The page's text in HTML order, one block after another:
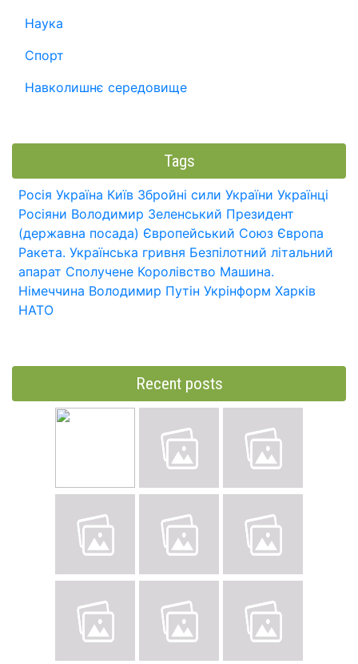
Наука
Спорт
Навколишнє середовище
Tags
Росія Україна Київ Збройні сили України Українці
Росіяни Володимир Зеленський Президент
(державна посада) Європейський Союз Європа
Ракета. Українська гривня Безпілотний літальний
апарат Сполучене Королівство Машина.
Німеччина Володимир Путін Укрінформ Харків
НАТО
Recent posts